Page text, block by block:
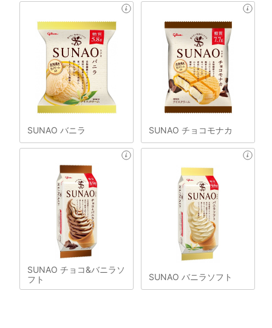
SUNAO バニラ SUNAO チョコモナカ
SUNAO チョコ&バニラソ
フト
SUNAO バニラソフト